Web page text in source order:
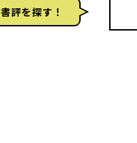
書評を探す！